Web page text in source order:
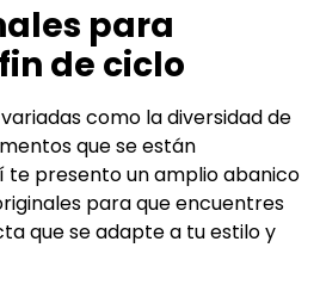
para
de ciclo
como la diversidad de
que se están
te presento un amplio abanico
para que encuentres
que se adapte a tu estilo y